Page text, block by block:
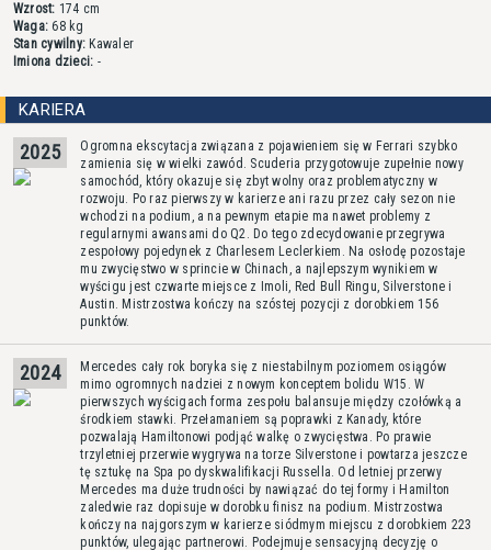
Wzrost: 174 cm
Waga: 68 kg
Stan cywilny: Kawaler
Imiona dzieci: -
KARIERA
2025
Ogromna ekscytacja związana z pojawieniem się w Ferrari szybko
zamienia się w wielki zawód. Scuderia przygotowuje zupełnie nowy
samochód, który okazuje się zbyt wolny oraz problematyczny w
rozwoju. Po raz pierwszy w karierze ani razu przez cały sezon nie
wchodzi na podium, a na pewnym etapie ma nawet problemy z
regularnymi awansami do Q2. Do tego zdecydowanie przegrywa
zespołowy pojedynek z Charlesem Leclerkiem. Na osłodę pozostaje
mu zwycięstwo w sprincie w Chinach, a najlepszym wynikiem w
wyścigu jest czwarte miejsce z Imoli, Red Bull Ringu, Silverstone i
Austin. Mistrzostwa kończy na szóstej pozycji z dorobkiem 156
punktów.
2024
Mercedes cały rok boryka się z niestabilnym poziomem osiągów
mimo ogromnych nadziei z nowym konceptem bolidu W15. W
pierwszych wyścigach forma zespołu balansuje między czołówką a
środkiem stawki. Przełamaniem są poprawki z Kanady, które
pozwalają Hamiltonowi podjąć walkę o zwycięstwa. Po prawie
trzyletniej przerwie wygrywa na torze Silverstone i powtarza jeszcze
tę sztukę na Spa po dyskwalifikacji Russella. Od letniej przerwy
Mercedes ma duże trudności by nawiązać do tej formy i Hamilton
zaledwie raz dopisuje w dorobku finisz na podium. Mistrzostwa
kończy na najgorszym w karierze siódmym miejscu z dorobkiem 223
punktów, ulegając partnerowi. Podejmuje sensacyjną decyzję o